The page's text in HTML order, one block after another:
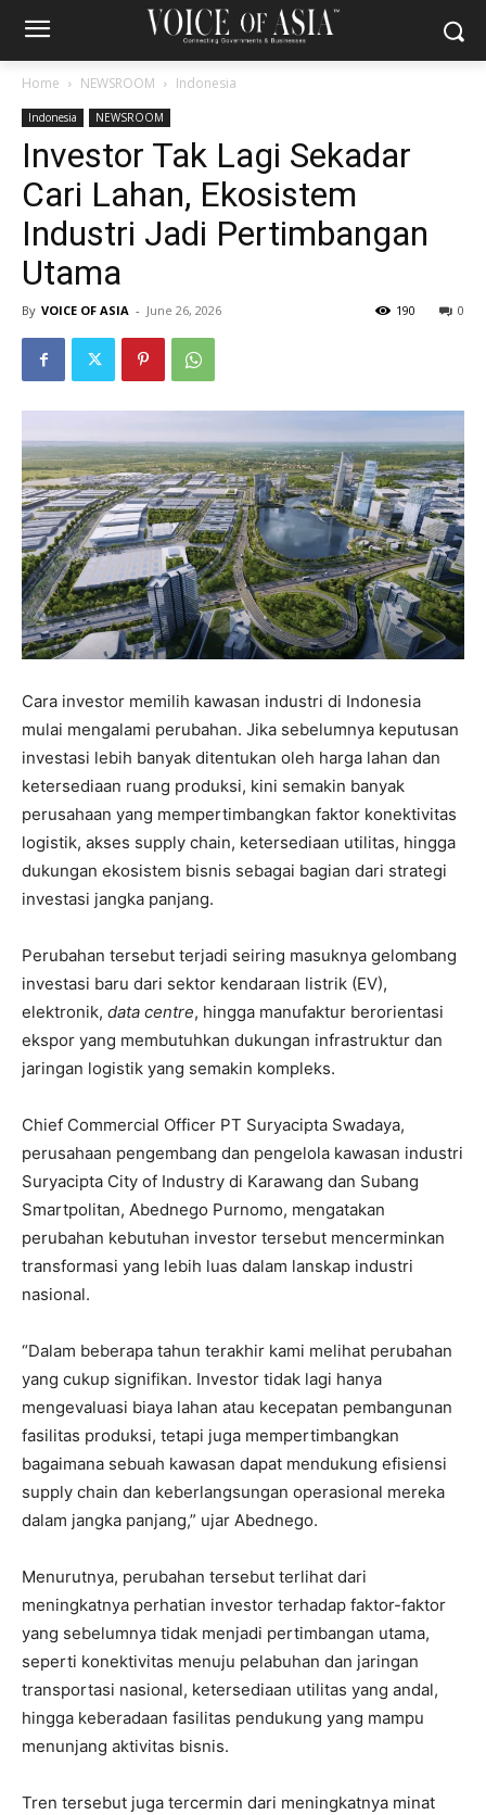
Home NEWSROOM Indonesia
Indonesia NEWSROOM
Investor Tak Lagi Sekadar
Cari Lahan, Ekosistem
Industri Jadi Pertimbangan
Utama
By VOICE OF ASIA - June 26, 2026 0
190
Cara investor memilih kawasan industri di Indonesia
mulai mengalami perubahan. Jika sebelumnya keputusan
investasi lebih banyak ditentukan oleh harga lahan dan
ketersediaan ruang produksi, kini semakin banyak
perusahaan yang mempertimbangkan faktor konektivitas
logistik, akses supply chain, ketersediaan utilitas, hingga
dukungan ekosistem bisnis sebagai bagian dari strategi
investasi jangka panjang.
Perubahan tersebut terjadi seiring masuknya gelombang
investasi baru dari sektor kendaraan listrik (EV),
elektronik, data centre, hingga manufaktur berorientasi
ekspor yang membutuhkan dukungan infrastruktur dan
jaringan logistik yang semakin kompleks.
Chief Commercial Officer PT Suryacipta Swadaya,
perusahaan pengembang dan pengelola kawasan industri
Suryacipta City of Industry di Karawang dan Subang
Smartpolitan, Abednego Purnomo, mengatakan
perubahan kebutuhan investor tersebut mencerminkan
transformasi yang lebih luas dalam lanskap industri
nasional.
“Dalam beberapa tahun terakhir kami melihat perubahan
yang cukup signifikan. Investor tidak lagi hanya
mengevaluasi biaya lahan atau kecepatan pembangunan
fasilitas produksi, tetapi juga mempertimbangkan
bagaimana sebuah kawasan dapat mendukung efisiensi
supply chain dan keberlangsungan operasional mereka
dalam jangka panjang,” ujar Abednego.
Menurutnya, perubahan tersebut terlihat dari
meningkatnya perhatian investor terhadap faktor-faktor
yang sebelumnya tidak menjadi pertimbangan utama,
seperti konektivitas menuju pelabuhan dan jaringan
transportasi nasional, ketersediaan utilitas yang andal,
hingga keberadaan fasilitas pendukung yang mampu
menunjang aktivitas bisnis.
Tren tersebut juga tercermin dari meningkatnya minat